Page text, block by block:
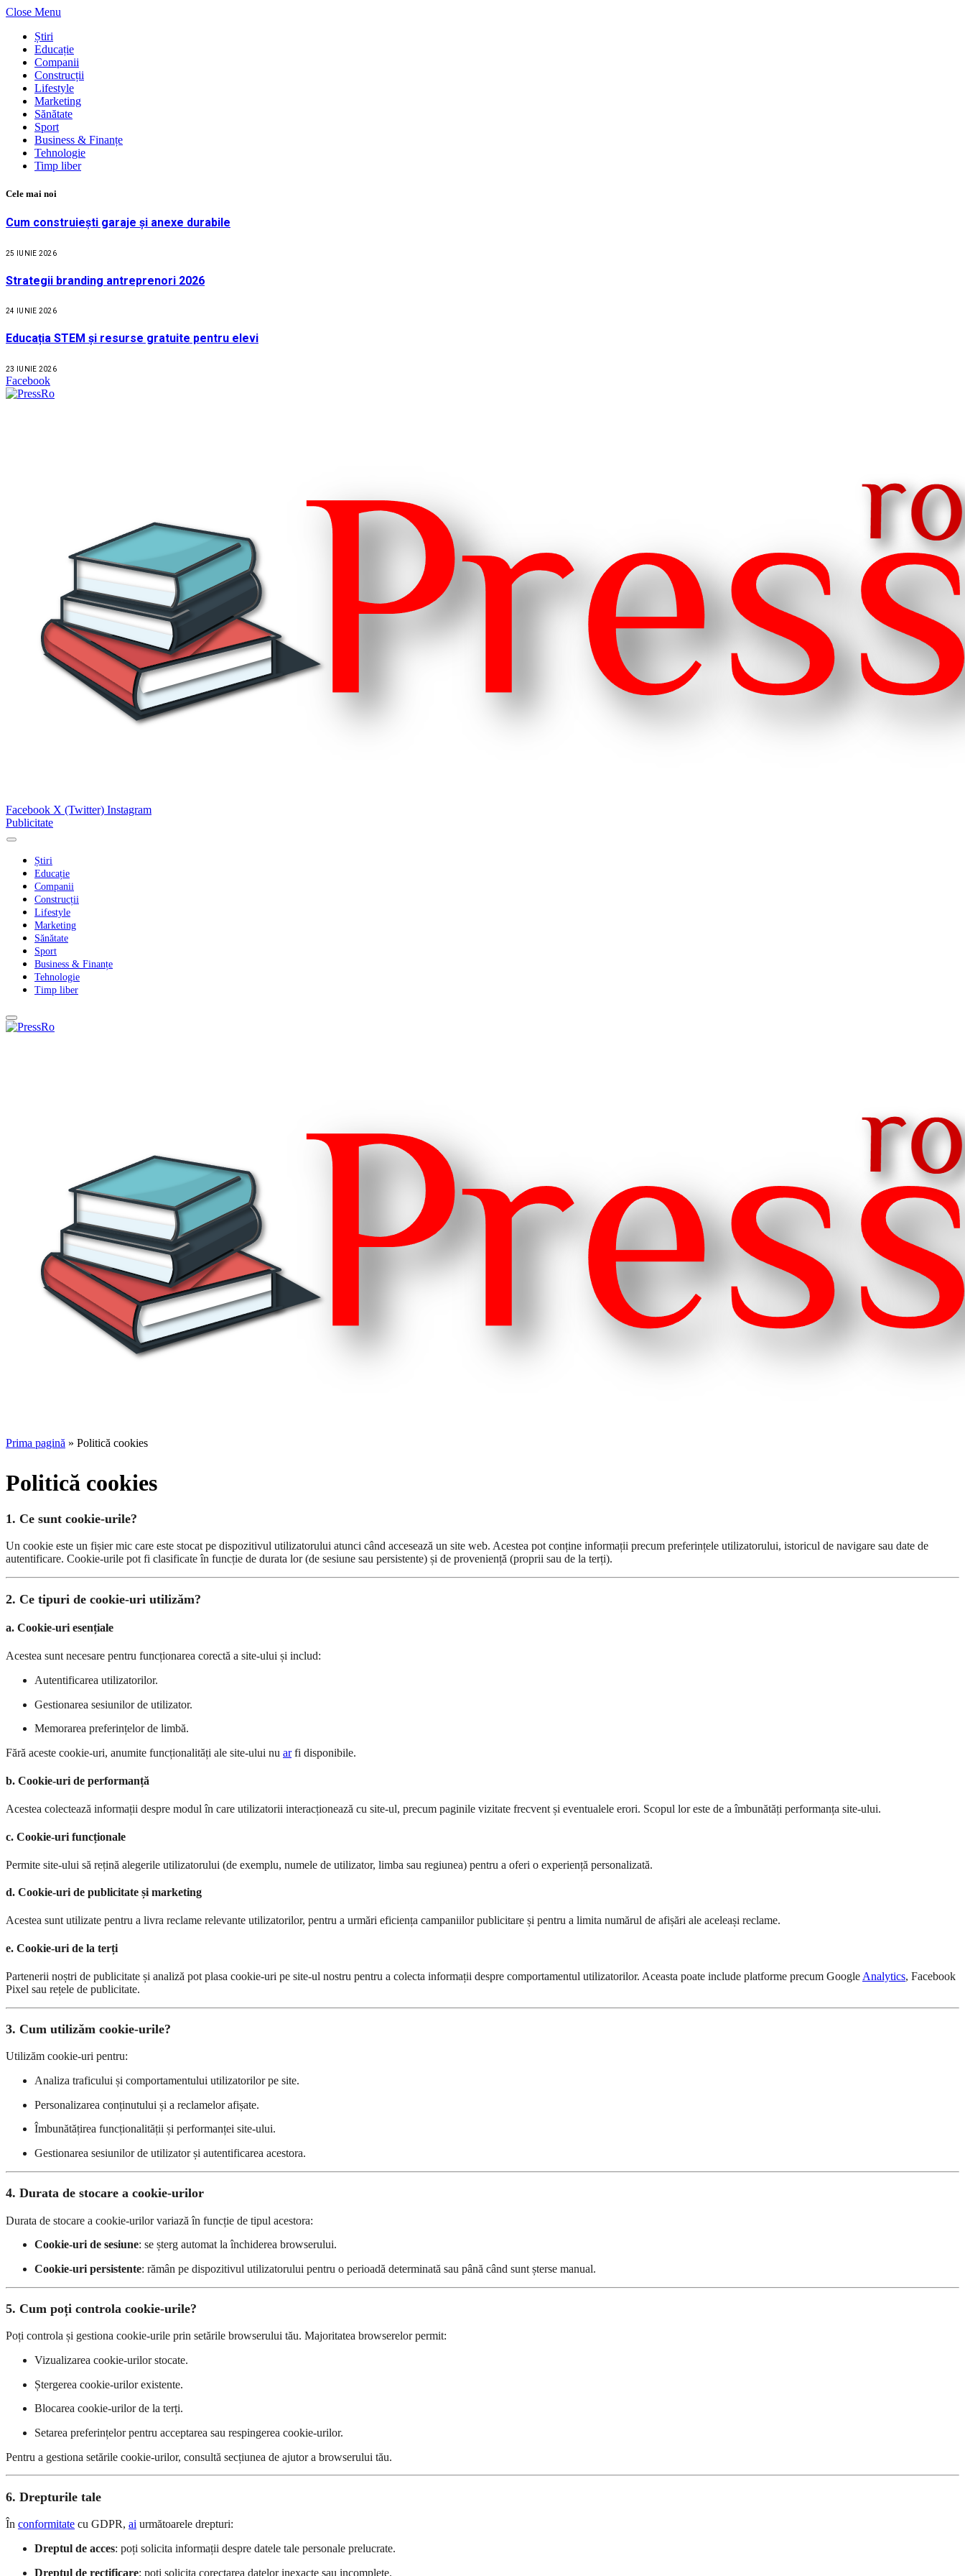
Close Menu
Știri
Educație
Companii
Construcții
Lifestyle
Marketing
Sănătate
Sport
Business & Finanțe
Tehnologie
Timp liber
Cele mai noi
Cum construiești garaje și anexe durabile
25 IUNIE 2026
Strategii branding antreprenori 2026
24 IUNIE 2026
Educația STEM și resurse gratuite pentru elevi
23 IUNIE 2026
Facebook
Facebook X (Twitter) Instagram
Publicitate
Știri
Educație
Companii
Construcții
Lifestyle
Marketing
Sănătate
Sport
Business & Finanțe
Tehnologie
Timp liber
Prima pagină » Politică cookies
Politică cookies
1. Ce sunt cookie-urile?
Un cookie este un fișier mic care este stocat pe dispozitivul utilizatorului atunci când accesează un site web. Acestea pot conține informații precum preferințele utilizatorului, istoricul de navigare sau date de
autentificare. Cookie-urile pot fi clasificate în funcție de durata lor (de sesiune sau persistente) și de proveniență (proprii sau de la terți).
2. Ce tipuri de cookie-uri utilizăm?
a. Cookie-uri esențiale
Acestea sunt necesare pentru funcționarea corectă a site-ului și includ:
Autentificarea utilizatorilor.
Gestionarea sesiunilor de utilizator.
Memorarea preferințelor de limbă.
Fără aceste cookie-uri, anumite funcționalități ale site-ului nu arfi disponibile.
b. Cookie-uri de performanță
Acestea colectează informații despre modul în care utilizatorii interacționează cu site-ul, precum paginile vizitate frecvent și eventualele erori. Scopul lor este de a îmbunătăți performanța site-ului.
c. Cookie-uri funcționale
Permite site-ului să rețină alegerile utilizatorului (de exemplu, numele de utilizator, limba sau regiunea) pentru a oferi o experiență personalizată.
d. Cookie-uri de publicitate și marketing
Acestea sunt utilizate pentru a livra reclame relevante utilizatorilor, pentru a urmări eficiența campaniilor publicitare și pentru a limita numărul de afișări ale aceleași reclame.
e. Cookie-uri de la terți
Partenerii noștri de publicitate și analiză pot plasa cookie-uri pe site-ul nostru pentru a colecta informații despre comportamentul utilizatorilor. Aceasta poate include platforme precum Google Analytics, Facebook
Pixel sau rețele de publicitate.
3. Cum utilizăm cookie-urile?
Utilizăm cookie-uri pentru:
Analiza traficului și comportamentului utilizatorilor pe site.
Personalizarea conținutului și a reclamelor afișate.
Îmbunătățirea funcționalității și performanței site-ului.
Gestionarea sesiunilor de utilizator și autentificarea acestora.
4. Durata de stocare a cookie-urilor
Durata de stocare a cookie-urilor variază în funcție de tipul acestora:
Cookie-uri de sesiune: se șterg automat la închiderea browserului.
Cookie-uri persistente: rămân pe dispozitivul utilizatorului pentru o perioadă determinată sau până când sunt șterse manual.
5. Cum poți controla cookie-urile?
Poți controla și gestiona cookie-urile prin setările browserului tău. Majoritatea browserelor permit:
Vizualizarea cookie-urilor stocate.
Ștergerea cookie-urilor existente.
Blocarea cookie-urilor de la terți.
Setarea preferințelor pentru acceptarea sau respingerea cookie-urilor.
Pentru a gestiona setările cookie-urilor, consultă secțiunea de ajutor a browserului tău.
6. Drepturile tale
În conformitate cu GDPR, ai următoarele drepturi:
Dreptul de acces: poți solicita informații despre datele tale personale prelucrate.
Dreptul de rectificare: poți solicita corectarea datelor inexacte sau incomplete.